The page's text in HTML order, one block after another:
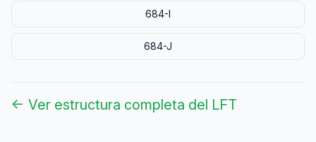
684-I
684-J
← Ver estructura completa del LFT